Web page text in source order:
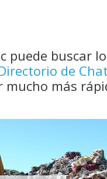
puede buscar
de
más